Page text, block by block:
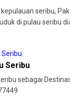
seribu,
di pulau seribu
Seribu
sebagai